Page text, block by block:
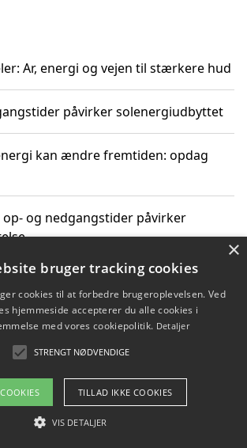
Ar, energi og vejen til stærkere hud
påvirker solenergiudbyttet
kan ændre fremtiden: opdag
op- og nedgangstider påvirker
på energispørgsmål om
kontakt
Blog Betingelser
×
bruger tracking cookies
cookies til at forbedre brugeroplevelsen. Ved
hjemmeside accepterer du alle cookies i
med vores cookiepolitik. Detaljer
STRENGT NØDVENDIGE
TILLAD IKKE COOKIES
VIS DETALJER